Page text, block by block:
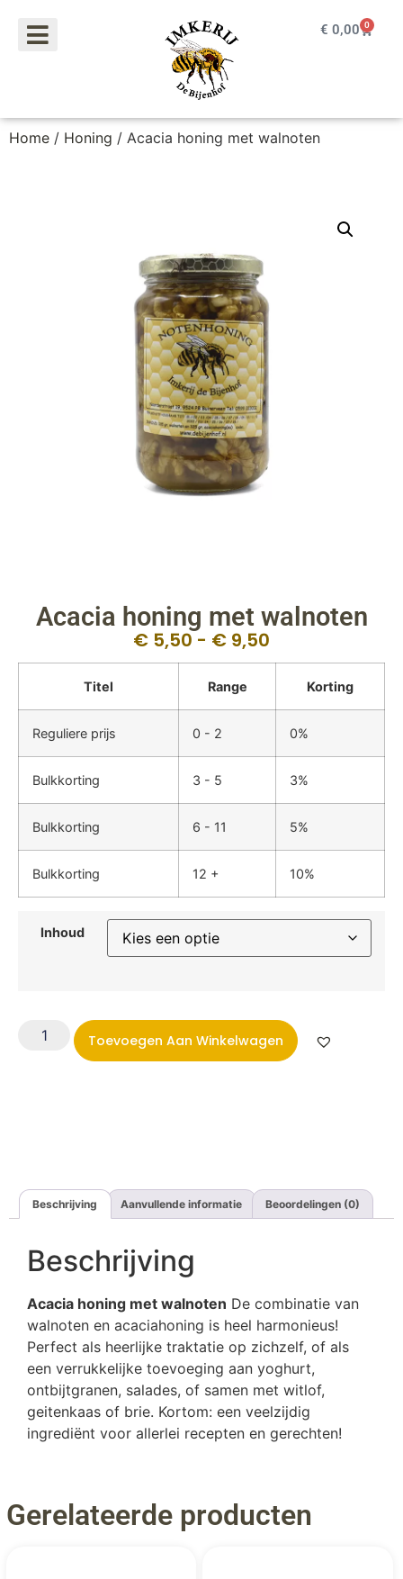
€ 0,00 0
Home / Honing / Acacia honing met walnoten
Acacia honing met walnoten
€ 5,50- € 9,50
Titel Range Korting
Reguliere prijs 0 - 2 0%
Bulkkorting 3 - 5 3%
Bulkkorting 6 - 11 5%
Bulkkorting 12 + 10%
Inhoud
Toevoegen Aan Winkelwagen
Beschrijving Aanvullende informatie Beoordelingen (0)
Beschrijving
Acacia honing met walnoten De combinatie van
walnoten en acaciahoning is heel harmonieus!
Perfect als heerlijke traktatie op zichzelf, of als
een verrukkelijke toevoeging aan yoghurt,
ontbijtgranen, salades, of samen met witlof,
geitenkaas of brie. Kortom: een veelzijdig
ingrediënt voor allerlei recepten en gerechten!
Gerelateerde producten